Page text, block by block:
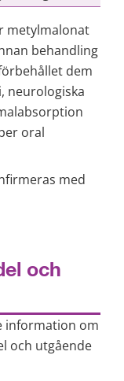
metylmalonat
behandling
dem
neurologiska
oral
med
och
information om
och utgående